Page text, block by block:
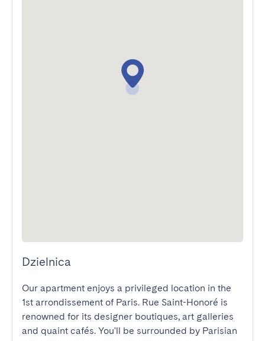
Dzielnica
Our apartment enjoys a privileged location in the
1st arrondissement of Paris. Rue Saint-Honoré is
renowned for its designer boutiques, art galleries
and quaint cafés. You'll be surrounded by Parisian